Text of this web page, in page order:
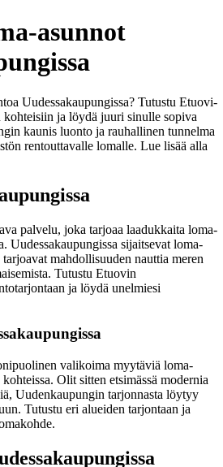
asunnot
Uudessakaupungissa? Tutustu Etuovi-
ja löydä juuri sinulle sopiva
kaunis luonto ja rauhallinen tunnelma
rentouttavalle lomalle. Lue lisää alla
palvelu, joka tarjoaa laadukkaita loma-
Uudessakaupungissa sijaitsevat loma-
mahdollisuuden nauttia meren
Tutustu Etuovin
ja löydä unelmiesi
valikoima myytäviä loma-
Olit sitten etsimässä modernia
Uudenkaupungin tarjonnasta löytyy
Tutustu eri alueiden tarjontaan ja